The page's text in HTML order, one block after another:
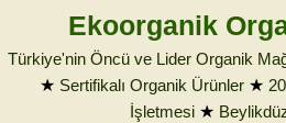
Ekoorganik
Türkiye'nin Öncü ve Lider Organik
★ Sertifikalı Organik Ürünler★
İşletmesi ★